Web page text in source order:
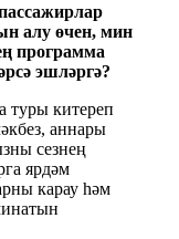
алу өчен, мин
программа
эшләргә?
туры китереп
аннары
сезнең
ярдәм
карау һәм